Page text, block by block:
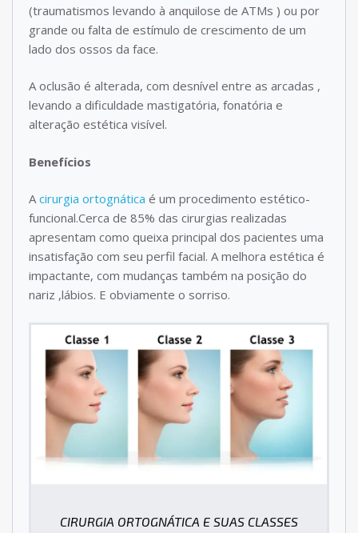
(traumatismos levando à anquilose de ATMs ) ou por
grande ou falta de estímulo de crescimento de um
lado dos ossos da face.
A oclusão é alterada, com desnível entre as arcadas ,
levando a dificuldade mastigatória, fonatória e
alteração estética visível.
Benefícios
Acirurgia ortognática é um procedimento estético-
funcional.Cerca de 85% das cirurgias realizadas
apresentam como queixa principal dos pacientes uma
insatisfação com seu perfil facial. A melhora estética é
impactante, com mudanças também na posição do
nariz ,lábios. E obviamente o sorriso.
CIRURGIA ORTOGNÁTICA E SUAS CLASSES